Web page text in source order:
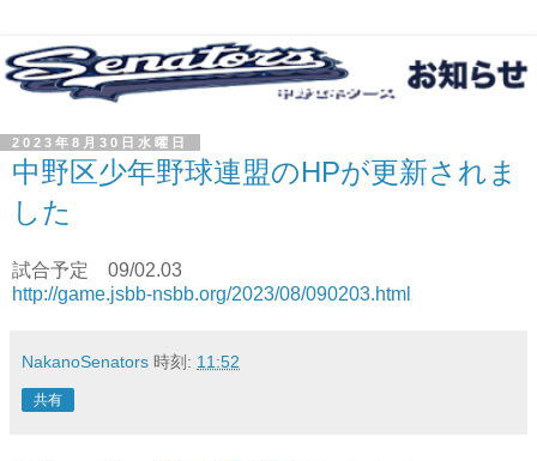
2023年8月30日水曜日
中野区少年野球連盟のHPが更新されま
した
試合予定 09/02.03
http://game.jsbb-nsbb.org/2023/08/090203.html
NakanoSenators 時刻: 11:52
共有